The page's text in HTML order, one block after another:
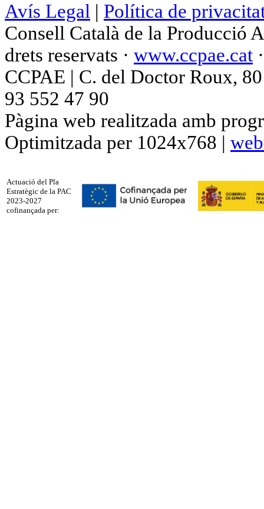
Avís Legal | Política de
Consell Català de la Producció
drets reservats · www.ccpae.cat
CCPAE | C. del Doctor Roux,
93 552 47 90
Pàgina web realitzada amb
Optimitzada per 1024x768 |
Actuació del Pla
Estratègic de la PAC
2023-2027
cofinançada per: